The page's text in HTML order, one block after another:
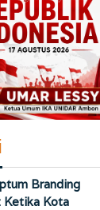
Branding
Ketika Kota